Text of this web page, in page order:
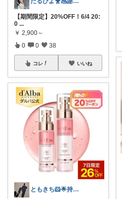
【期間限定】20%OFF！6/4 20:
0 ...
￥ 2,900～
0 0 38
コレ いいね
ともきち🐹🌟持病持ちの一児のママ🐰